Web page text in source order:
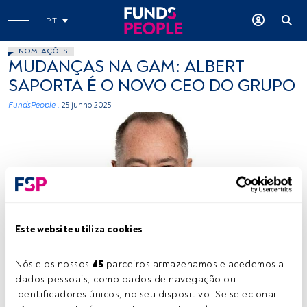
Este website utiliza cookies
Nós e os nossos 45 parceiros armazenamos e acedemos a
dados pessoais, como dados de navegação ou
identificadores únicos, no seu dispositivo. Se selecionar
PT
NOMEAÇÕES
MUDANÇAS NA GAM: ALBERT
SAPORTA É O NOVO CEO DO GRUPO
FundsPeople . 25 junho 2025
Albert Saporta. Créditos: Cedida (GAM)
Tempo de leitura:2 min.